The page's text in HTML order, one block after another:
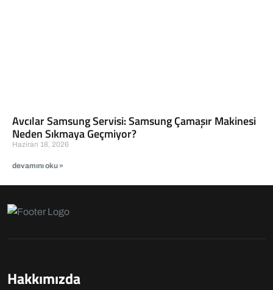
Avcılar Samsung Servisi: Samsung Çamaşır Makinesi
Neden Sıkmaya Geçmiyor?
Haziran 18, 2026
devamını oku »
Hakkımızda